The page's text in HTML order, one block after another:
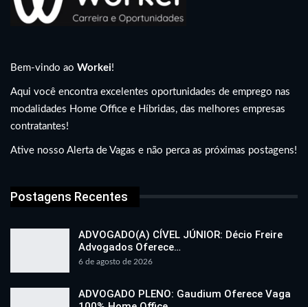
Bem-vindo ao Workei!
Aqui você encontra excelentes oportunidades de emprego nas
modalidades Home Office e Híbridas, das melhores empresas
contratantes!
Ative nosso Alerta de Vagas e não perca as próximas postagens!
Postagens Recentes
ADVOGADO(A) CÍVEL JÚNIOR: Décio Freire
Advogados Oferece…
6 de agosto de 2026
ADVOGADO PLENO: Gaudium Oferece Vaga